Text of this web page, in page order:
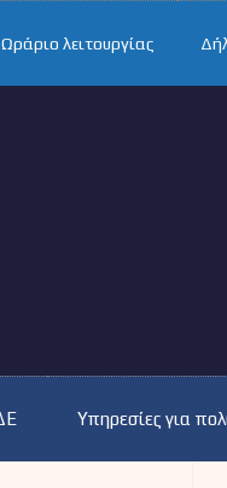
Ωράριο λειτουργίας
Υπηρεσίες για